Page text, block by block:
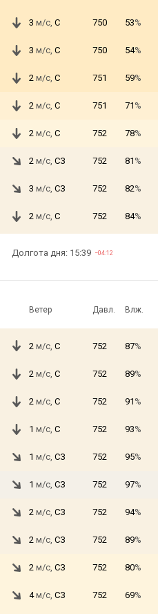
3 м/с, С 750 53%
3 м/с, С 750 54%
2 м/с, С 751 59%
2 м/с, С 751 71 %
2 м/с, С 752 78%
2 м/с, СЗ 752 81 %
3 м/с, СЗ 752 82%
2 м/с, С 752 84%
Долгота дня: 15:39 −04:12
Ветер Давл. Влж.
2 м/с, С 752 87%
2 м/с, С 752 89%
2 м/с, С 752 91 %
1 м/с, С 752 93%
1 м/с, СЗ 752 95%
1 м/с, СЗ 752 97%
2 м/с, СЗ 752 94%
2 м/с, СЗ 752 89%
2 м/с, СЗ 752 80%
4м/с, СЗ 752 69%